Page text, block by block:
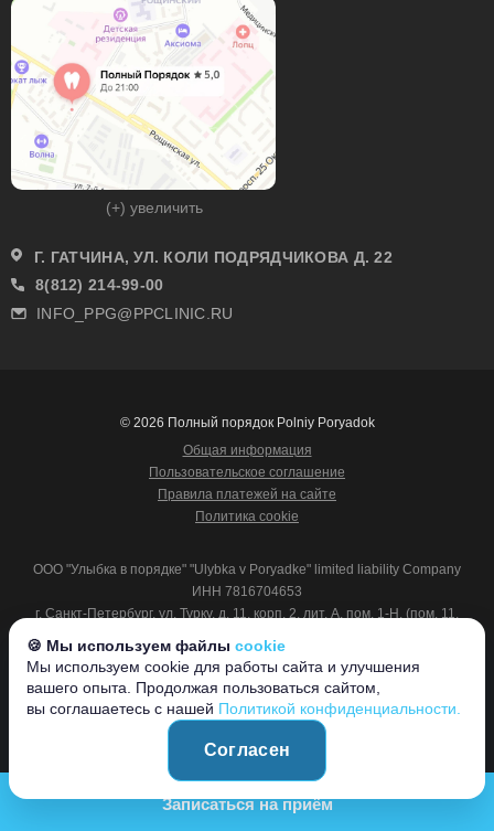
Записаться на приём
(+) увеличить
Г. ГАТЧИНА, УЛ. КОЛИ ПОДРЯДЧИКОВА Д. 22
8(812) 214-99-00
INFO_PPG@PPCLINIC.RU
© 2026 Полный порядок Polniy Poryadok
Общая информация
Пользовательское соглашение
Правила платежей на сайте
Политика cookie
ООО "Улыбка в порядке" "Ulybka v Poryadke" limited liability Company
ИНН 7816704653
г. Санкт-Петербург, ул. Турку, д. 11, корп. 2, лит. А, пом. 1-Н, (пом. 11,
192071, Россия
11 Turku Street, Building 2, Letter "A", Room 1-H Saint Petersburg,
Leningrad Region 192071 Россия
🍪 Мы используем файлы cookie
Мы используем cookie для работы сайта и улучшения
вашего опыта. Продолжая пользоваться сайтом,
вы соглашаетесь с нашей Политикой конфиденциальности.
Согласен